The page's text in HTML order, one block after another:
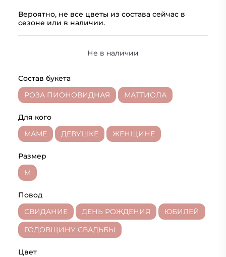
Вероятно, не все цветы из состава сейчас в
сезоне или в наличии.
Не в наличии
Состав букета
РОЗА ПИОНОВИДНАЯ
МАТТИОЛА
Для кого
МАМЕ
ДЕВУШКЕ ЖЕНЩИНЕ
Размер
M
Повод
СВИДАНИЕ
ДЕНЬ РОЖДЕНИЯ
ЮБИЛЕЙ
ГОДОВЩИНУ СВАДЬБЫ
Цвет